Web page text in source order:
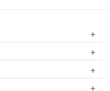
转化的充分认可和鼓励。